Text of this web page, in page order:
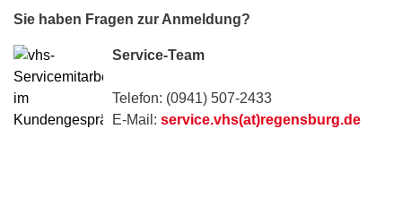
Sie haben Fragen zur Anmeldung?
Service-Team
Telefon: (0941) 507-2433
E-Mail: service.vhs(at)regensburg.de